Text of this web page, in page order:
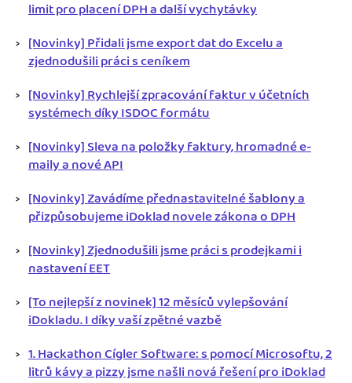
limit pro placení DPH a další vychytávky
[Novinky] Přidali jsme export dat do Excelu a
zjednodušili práci s ceníkem
[Novinky] Rychlejší zpracování faktur v účetních
systémech díky ISDOC formátu
[Novinky] Sleva na položky faktury, hromadné e-
maily a nové API
[Novinky] Zavádíme přednastavitelné šablony a
přizpůsobujeme iDoklad novele zákona o DPH
[Novinky] Zjednodušili jsme práci s prodejkami i
nastavení EET
[To nejlepší z novinek] 12 měsíců vylepšování
iDokladu. I díky vaší zpětné vazbě
1. Hackathon Cígler Software: s pomocí Microsoftu, 2
litrů kávy a pizzy jsme našli nová řešení pro iDoklad